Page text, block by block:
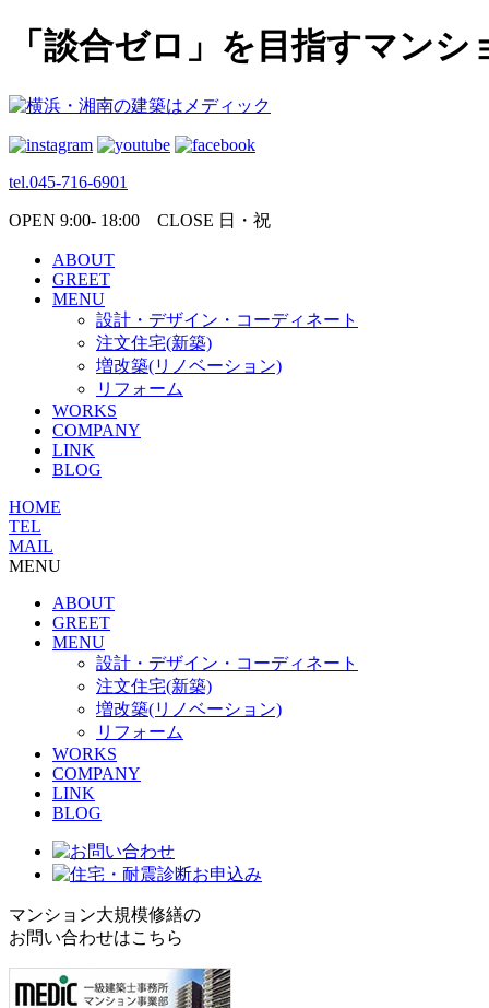
「談合ゼロ」を目指すマン
tel.045-716-6901
OPEN 9:00- 18:00 CLOSE 日・祝
ABOUT
GREET
MENU
設計・デザイン・コーディネート
注文住宅(新築)
増改築(リノベーション)
リフォーム
WORKS
COMPANY
LINK
BLOG
HOME
TEL
MAIL
MENU
ABOUT
GREET
MENU
設計・デザイン・コーディネート
注文住宅(新築)
増改築(リノベーション)
リフォーム
WORKS
COMPANY
LINK
BLOG
マンション大規模修繕の
お問い合わせはこちら